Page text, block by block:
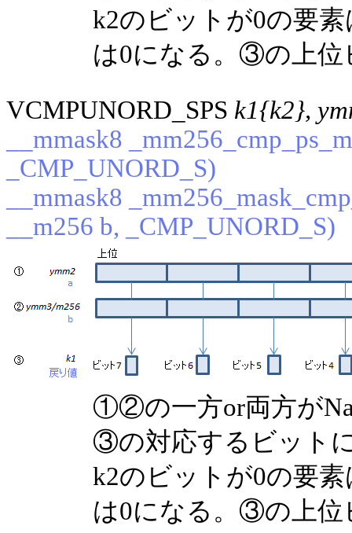
k2のビットが0の要
は0になる。③の上位
VCMPUNORD_SPS k1{k2},
__mmask8
_CMP_UNORD_S)
__mmask8
__m256 b, _CMP_UNORD_S)
①②の一方or両方が
③の対応するビット
k2のビットが0の要
は0になる。③の上位